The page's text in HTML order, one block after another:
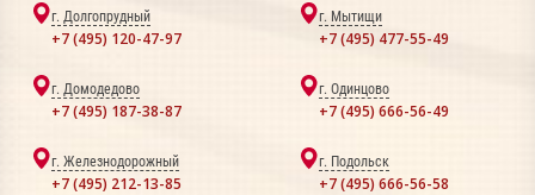
г. Долгопрудный
+7 (495) 120-47-97
г. Мытищи
+7 (495) 477-55-49
г. Домодедово
+7 (495) 187-38-87
г. Одинцово
+7 (495) 666-56-49
г. Железнодорожный
+7 (495) 212-13-85
г. Подольск
+7 (495) 666-56-58